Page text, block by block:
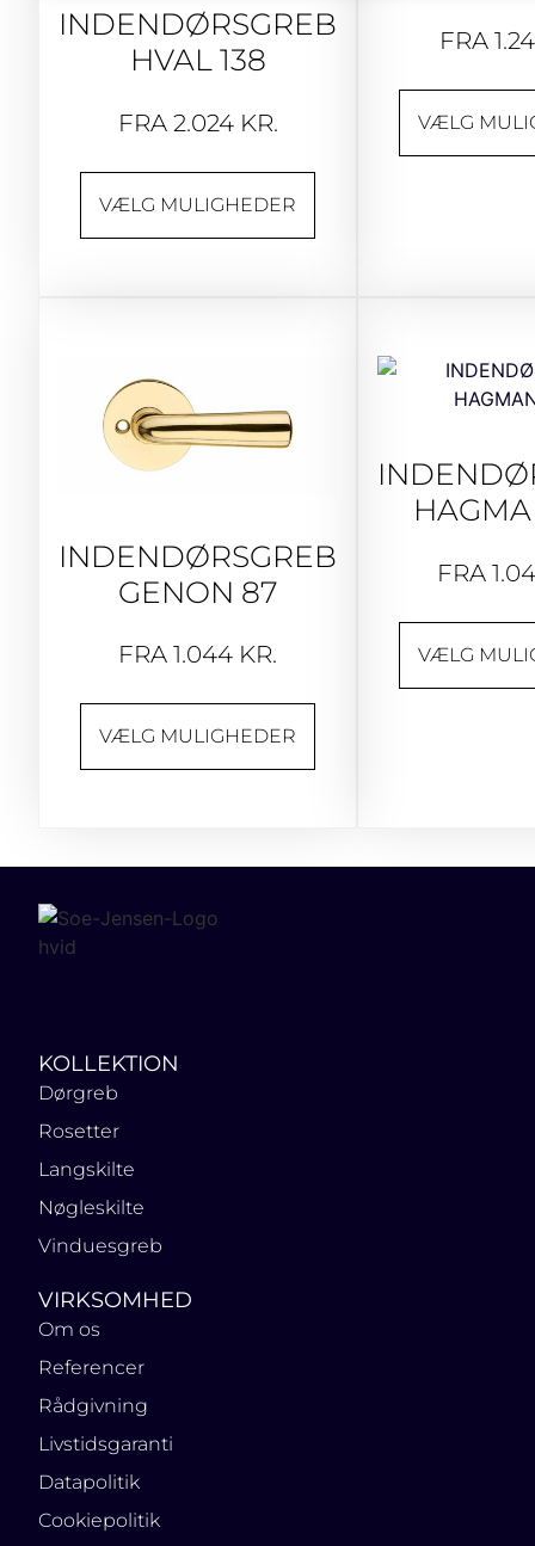
INDENDØRSGREB
HVAL 138
FRA 2.024 KR.
VÆLG MULIGHEDER
FRA
VÆLG
INDENDØRSGREB
GENON 87
FRA 1.044 KR.
VÆLG MULIGHEDER
FRA
VÆLG
KOLLEKTION
Dørgreb
Rosetter
Langskilte
Nøgleskilte
Vinduesgreb
VIRKSOMHED
Om os
Referencer
Rådgivning
Livstidsgaranti
Datapolitik
Cookiepolitik